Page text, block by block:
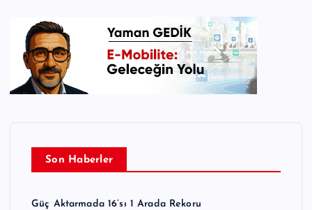
Son Haberler
Güç Aktarmada 16’sı 1 Arada Rekoru